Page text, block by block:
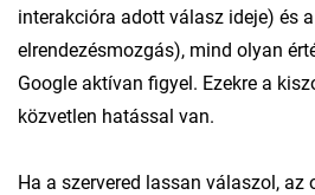
interakcióra adott válasz ideje) és
elrendezésmozgás), mind olyan
Google aktívan figyel. Ezekre a
közvetlen hatással van.
Ha a szervered lassan válaszol, az